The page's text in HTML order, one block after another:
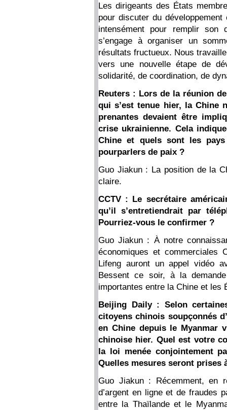
Les dirigeants des États
pour discuter du
intensément pour remplir son
s’engage à organiser un
résultats fructueux. Nous
vers une nouvelle étape de
solidarité, de coordination, de
Reuters : Lors de la réunion
qui s’est tenue hier, la Chine
prenantes devaient être
crise ukrainienne. Cela
Chine et quels sont les
pourparlers de paix ?
Guo Jiakun : La position de la
claire.
CCTV : Le secrétaire
qu’il s’entretiendrait par
Pourriez-vous le confirmer ?
Guo Jiakun : À notre
économiques et commerciales
Lifeng auront un appel vidéo
Bessent ce soir, à la
importantes entre la Chine et les
Beijing Daily : Selon
citoyens chinois soupçonnés
en Chine depuis le Myanmar
chinoise hier. Quel est votre
la loi menée conjointement
Quelles mesures seront prises
Guo Jiakun : Récemment, en
d’argent en ligne et de fraudes
entre la Thaïlande et le